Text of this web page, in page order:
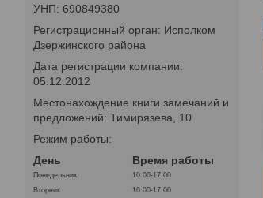
УНП: 690849380
Регистрационный орган: Исполком
Дзержинского района
Дата регистрации компании:
05.12.2012
Местонахождение книги замечаний и
предложений: Тимирязева, 10
Режим работы:
День
Время работы
Понедельник
10:00-17:00
Вторник
10:00-17:00